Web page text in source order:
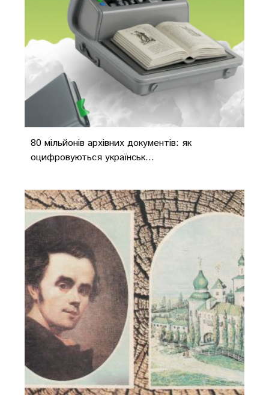
80 мільйонів архівних документів: як
оцифровуються українськ...